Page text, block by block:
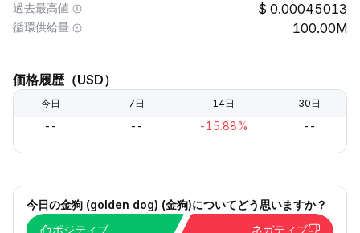
過去最高値 0.00045013
循環供給量 100.00M
価格履歴（USD）
今日 7日 14日 30日
-- -- -15.88% --
今日の金狗 (golden dog) (金狗)についてどう思いますか？
ポジティブ
ネガティブ